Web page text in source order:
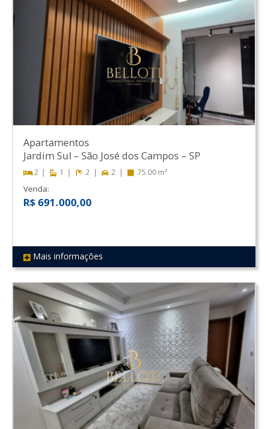
REF 284
Apartamentos
Jardim Sul – São José dos Campos – SP
2 1 2 2 75.00 m²
Venda:
R$ 691.000,00
Mais informações